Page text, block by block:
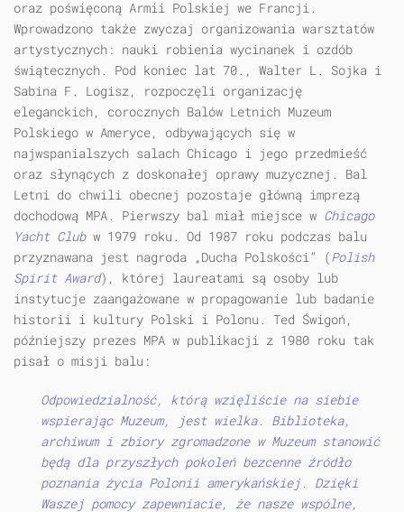
oraz poświęconą Armii Polskiej we Francji.
Wprowadzono także zwyczaj organizowania warsztatów
artystycznych: nauki robienia wycinanek i ozdób
świątecznych. Pod koniec lat 70., Walter L. Sojka i
Sabina F. Logisz, rozpoczęli organizację
eleganckich, corocznych Balów Letnich Muzeum
Polskiego w Ameryce, odbywających się w
najwspanialszych salach Chicago i jego przedmieść
oraz słynących z doskonałej oprawy muzycznej. Bal
Letni do chwili obecnej pozostaje główną imprezą
dochodową MPA. Pierwszy bal miał miejsce w Chicago
Yacht Clubw 1979 roku. Od 1987 roku podczas balu
przyznawana jest nagroda „Ducha Polskości” (Polish
Spirit Award), której laureatami są osoby lub
instytucje zaangażowane w propagowanie lub badanie
historii i kultury Polski i Polonu. Ted Świgoń,
późniejszy prezes MPA w publikacji z 1980 roku tak
pisał o misji balu:
Odpowiedzialność, którą wzięliście na siebie
wspierając Muzeum, jest wielka. Biblioteka,
archiwum i zbiory zgromadzone w Muzeum stanowić
będą dla przyszłych pokoleń bezcenne źródło
poznania życia Polonii amerykańskiej. Dzięki
Waszej pomocy zapewniacie, że nasze wspólne,